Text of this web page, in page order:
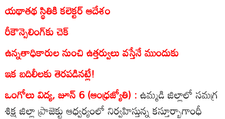
యథాతథ స్థితికి కలెక్టర్‌ ఆదేశం
రీకౌన్సెలింగ్‌కు చెక్‌
ఉన్నతాధికారుల నుంచి ఉత్తర్వులు వస్తేనే ముందుకు
ఇక బదిలీలకు తెరపడినట్లే!
ఒంగోలు విద్య, జూన్‌ 6 (ఆంధ్రజ్యోతి) :ఉమ్మడి జిల్లాలో సమగ్ర
శిక్ష జిల్లా ప్రాజెక్టు ఆధ్వర్యంలో నిర్వహిస్తున్న కస్తూర్బాగాంధీ